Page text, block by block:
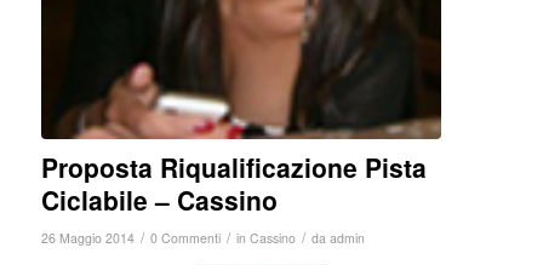
Proposta Riqualificazione Pista
Ciclabile – Cassino
26 Maggio 2014 / 0 Commenti / in Cassino / da admin